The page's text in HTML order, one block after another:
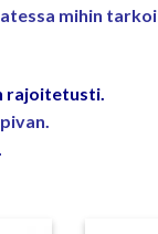
mihin
rajoitetusti.